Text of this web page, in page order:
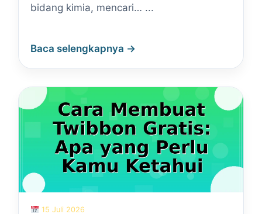
bidang kimia, mencari… ...
Baca selengkapnya →
15 Juli 2026